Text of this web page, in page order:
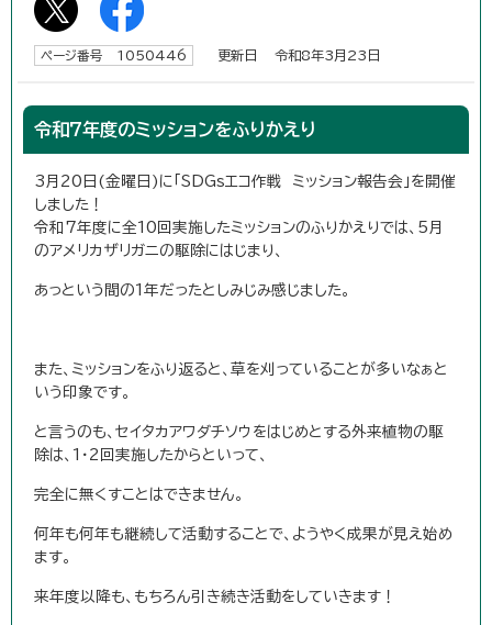
ページ番号 1050446 更新日 令和8年3月23日
令和7年度のミッションをふりかえり
3月20日(金曜日)に「SDGsエコ作戦 ミッション報告会」を開催
しました！
令和7年度に全10回実施したミッションのふりかえりでは、5月
のアメリカザリガニの駆除にはじまり、
あっという間の1年だったとしみじみ感じました。
また、ミッションをふり返ると、草を刈っていることが多いなぁと
いう印象です。
と言うのも、セイタカアワダチソウをはじめとする外来植物の駆
除は、1・2回実施したからといって、
完全に無くすことはできません。
何年も何年も継続して活動することで、ようやく成果が見え始め
ます。
来年度以降も、もちろん引き続き活動をしていきます！